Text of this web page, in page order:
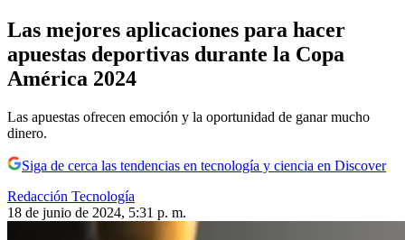
Las mejores aplicaciones para hacer
apuestas deportivas durante la Copa
América 2024
Las apuestas ofrecen emoción y la oportunidad de ganar mucho
dinero.
Siga de cerca las tendencias en tecnología y ciencia en Discover
Redacción Tecnología
18 de junio de 2024, 5:31 p. m.